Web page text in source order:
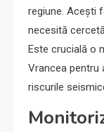
regiune. Acești
necesită
Este crucială o
Vrancea pentru
riscurile